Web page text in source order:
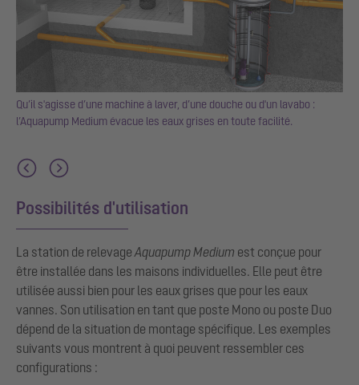
Qu’il s'agisse d’une machine à laver, d’une douche ou d'un lavabo :
l’Aquapump Medium évacue les eaux grises en toute facilité.
Possibilités d'utilisation
La station de relevage Aquapump Medium est conçue pour
être installée dans les maisons individuelles. Elle peut être
utilisée aussi bien pour les eaux grises que pour les eaux
vannes. Son utilisation en tant que poste Mono ou poste Duo
dépend de la situation de montage spécifique. Les exemples
suivants vous montrent à quoi peuvent ressembler ces
configurations :